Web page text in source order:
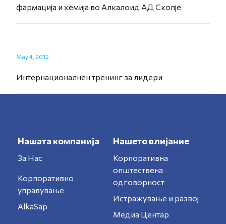
фармација и хемија во Алкалоид АД Скопје
May 4, 2012
Интернационалнeн тренинг за лидери
Нашата компанија
За Нас
Корпоративно
управување
AlkaSap
Нашето влијание
Корпоративна
општествена
одговорност
Истражување и развој
Медиа Центар